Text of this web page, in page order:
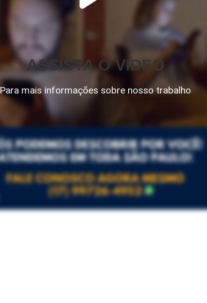
ASSISTA O VIDEO
Para mais informações sobre nosso trabalho